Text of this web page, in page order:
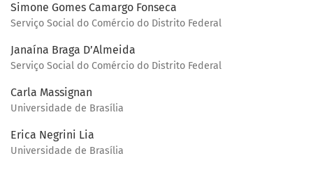
Simone Gomes Camargo Fonseca
Serviço Social do Comércio do Distrito Federal
Janaína Braga D’Almeida
Serviço Social do Comércio do Distrito Federal
Carla Massignan
Universidade de Brasília
Erica Negrini Lia
Universidade de Brasília